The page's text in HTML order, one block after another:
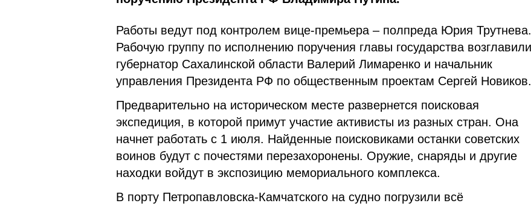
Работы ведут под контролем вице-премьера – полпреда Юрия Трутнева.
Рабочую группу по исполнению поручения главы государства возглавили
губернатор Сахалинской области Валерий Лимаренко и начальник
управления Президента РФ по общественным проектам Сергей Новиков.
Предварительно на историческом месте развернется поисковая
экспедиция, в которой примут участие активисты из разных стран. Она
начнет работать с 1 июля. Найденные поисковиками останки советских
воинов будут с почестями перезахоронены. Оружие, снаряды и другие
находки войдут в экспозицию мемориального комплекса.
В порту Петропавловска-Камчатского на судно погрузили всё